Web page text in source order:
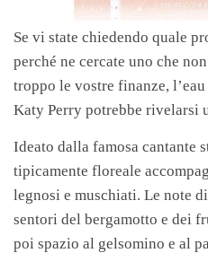
Se vi state chiedendo quale
perché ne cercate uno che
troppo le vostre finanze,
Katy Perry potrebbe rivelarsi
Ideato dalla famosa cantante
tipicamente floreale
legnosi e muschiati. Le note
sentori del bergamotto e dei
poi spazio al gelsomino e al